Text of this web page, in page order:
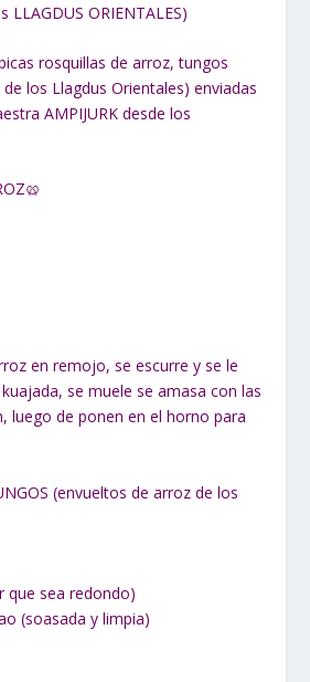
LLAGDUS ORIENTALES)
rosquillas de arroz, tungos
los Llagdus Orientales) enviadas
AMPIJURK desde los
en remojo, se escurre y se le
se muele se amasa con las
luego de ponen en el horno para
(envueltos de arroz de los
que sea redondo)
(soasada y limpia)